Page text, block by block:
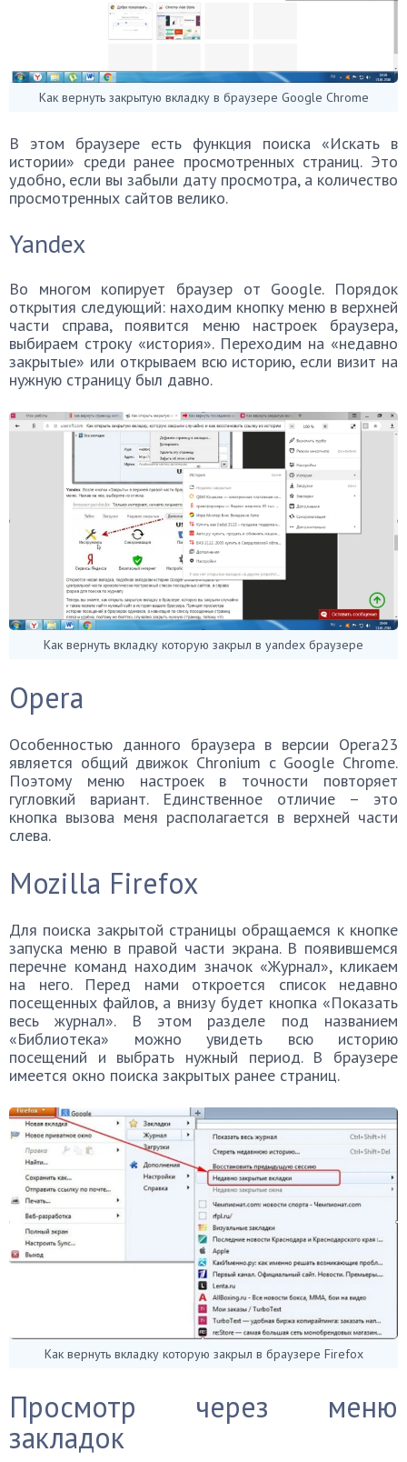
Как вернуть закрытую вкладку в браузере Google Chrome
В этом браузере есть функция поиска «Искать в
истории» среди ранее просмотренных страниц. Это
удобно, если вы забыли дату просмотра, а количество
просмотренных сайтов велико.
Yandex
Во многом копирует браузер от Google. Порядок
открытия следующий: находим кнопку меню в верхней
части справа, появится меню настроек браузера,
выбираем строку «история». Переходим на «недавно
закрытые» или открываем всю историю, если визит на
нужную страницу был давно.
Как вернуть вкладку которую закрыл в yandex браузере
Opera
Особенностью данного браузера в версии Opera23
является общий движок Chronium c Google Chrome.
Поэтому меню настроек в точности повторяет
гугловкий вариант. Единственное отличие – это
кнопка вызова меня располагается в верхней части
слева.
Mozilla Firefox
Для поиска закрытой страницы обращаемся к кнопке
запуска меню в правой части экрана. В появившемся
перечне команд находим значок «Журнал», кликаем
на него. Перед нами откроется список недавно
посещенных файлов, а внизу будет кнопка «Показать
весь журнал». В этом разделе под названием
«Библиотека» можно увидеть всю историю
посещений и выбрать нужный период. В браузере
имеется окно поиска закрытых ранее страниц.
Как вернуть вкладку которую закрыл в браузере Firefox
Просмотр через меню
закладок